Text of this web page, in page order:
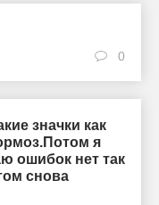
0
значки как
я
ошибок нет так
снова